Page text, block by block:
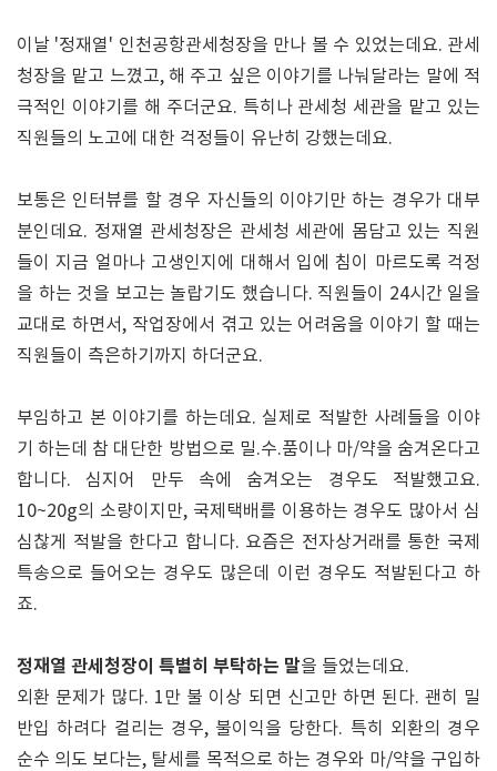
이날 '정재열' 인천공항관세청장을 만나 볼 수 있었는데요. 관세
청장을 맡고 느꼈고, 해 주고 싶은 이야기를 나눠달라는 말에 적
극적인 이야기를 해 주더군요. 특히나 관세청 세관을 맡고 있는
직원들의 노고에 대한 걱정들이 유난히 강했는데요.
보통은 인터뷰를 할 경우 자신들의 이야기만 하는 경우가 대부
분인데요. 정재열 관세청장은 관세청 세관에 몸담고 있는 직원
들이 지금 얼마나 고생인지에 대해서 입에 침이 마르도록 걱정
을 하는 것을 보고는 놀랍기도 했습니다. 직원들이 24시간 일을
교대로 하면서, 작업장에서 겪고 있는 어려움을 이야기 할 때는
직원들이 측은하기까지 하더군요.
부임하고 본 이야기를 하는데요. 실제로 적발한 사례들을 이야
기 하는데 참 대단한 방법으로 밀.수.품이나 마/약을 숨겨온다고
합니다. 심지어 만두 속에 숨겨오는 경우도 적발했고요.
10~20g의 소량이지만, 국제택배를 이용하는 경우도 많아서 심
심찮게 적발을 한다고 합니다. 요즘은 전자상거래를 통한 국제
특송으로 들어오는 경우도 많은데 이런 경우도 적발된다고 하
죠.
정재열 관세청장이 특별히 부탁하는 말을 들었는데요.
외환 문제가 많다. 1만 불 이상 되면 신고만 하면 된다. 괜히 밀
반입 하려다 걸리는 경우, 불이익을 당한다. 특히 외환의 경우
순수 의도 보다는, 탈세를 목적으로 하는 경우와 마/약을 구입하